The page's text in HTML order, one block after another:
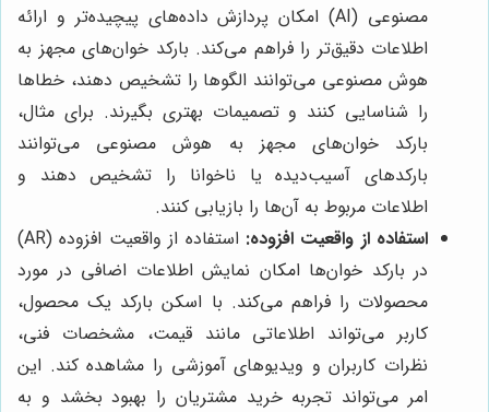
مصنوعی (AI) امکان پردازش داده‌های پیچیده‌تر و ارائه
اطلاعات دقیق‌تر را فراهم می‌کند. بارکد خوان‌های مجهز به
هوش مصنوعی می‌توانند الگوها را تشخیص دهند، خطاها
را شناسایی کنند و تصمیمات بهتری بگیرند. برای مثال،
بارکد خوان‌های مجهز به هوش مصنوعی می‌توانند
بارکدهای آسیب‌دیده یا ناخوانا را تشخیص دهند و
اطلاعات مربوط به آن‌ها را بازیابی کنند.
استفاده از واقعیت افزوده:
استفاده از واقعیت افزوده (AR)
در بارکد خوان‌ها امکان نمایش اطلاعات اضافی در مورد
محصولات را فراهم می‌کند. با اسکن بارکد یک محصول،
کاربر می‌تواند اطلاعاتی مانند قیمت، مشخصات فنی،
نظرات کاربران و ویدیوهای آموزشی را مشاهده کند. این
امر می‌تواند تجربه خرید مشتریان را بهبود بخشد و به